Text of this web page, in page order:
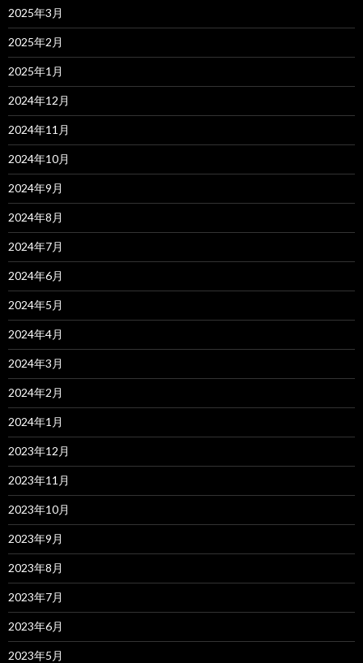
2025年3月
2025年2月
2025年1月
2024年12月
2024年11月
2024年10月
2024年9月
2024年8月
2024年7月
2024年6月
2024年5月
2024年4月
2024年3月
2024年2月
2024年1月
2023年12月
2023年11月
2023年10月
2023年9月
2023年8月
2023年7月
2023年6月
2023年5月